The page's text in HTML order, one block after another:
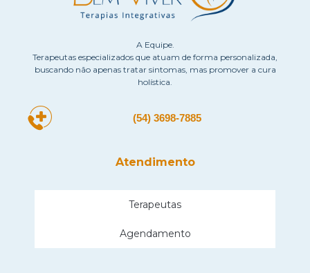
A Equipe.
Terapeutas especializados que atuam de forma personalizada,
buscando não apenas tratar sintomas, mas promover a cura
holística.
(54) 3698-7885
Atendimento
Terapeutas
Agendamento